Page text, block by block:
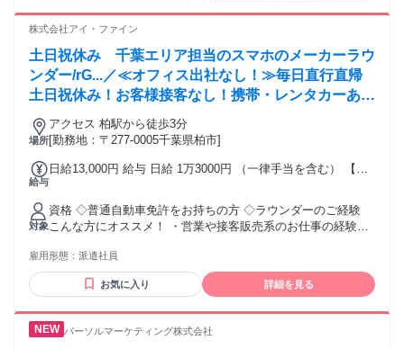
応募をお待ちしています。
株式会社アイ・ファイン
土日祝休み 千葉エリア担当のスマホのメーカーラウ
ンダー/rG...／≪オフィス出社なし！≫毎日直行直帰
土日祝休み！お客様接客なし！携帯・レンタカーあ
り！ノルマなし
場所
アクセス 柏駅から徒歩3分
[勤務地：〒277-0005千葉県柏市]
給与
日給13,000円 給与 日給 1万3000円 （一律手当を含む） 【月
ウンダー経験が無い方は12,500円からのスタートとなります
交通費：交通費支給
対象
資格 ◇普通自動車免許をお持ちの方 ◇ラウンダーのご経験
こんな方にオススメ！ ・営業や接客販売系のお仕事の経験が
・安定した企業で働きたい方
雇用形態： 派遣社員
お気に入り 詳細を見る
パーソルマーケティング株式会社